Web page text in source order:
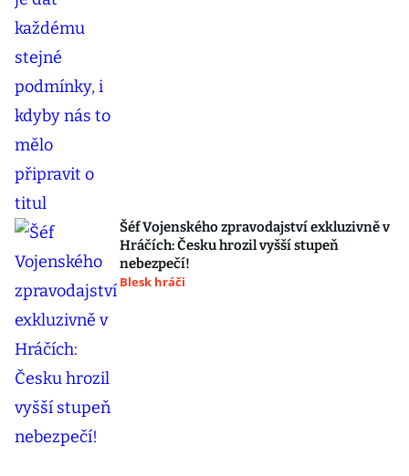
Šéf Vojenského zpravodajství exkluzivně v
Hráčích: Česku hrozil vyšší stupeň
nebezpečí!
Blesk hráči